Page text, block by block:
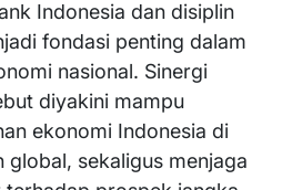
Indonesia dan disiplin
fondasi penting dalam
nasional. Sinergi
diyakini mampu
ekonomi Indonesia di
sekaligus menjaga